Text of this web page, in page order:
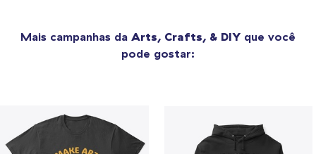
Mais campanhas da Arts, Crafts, & DIY que você
pode gostar: